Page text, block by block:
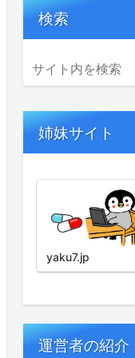
検索
姉妹サイト
yaku7.jp
運営者の紹介